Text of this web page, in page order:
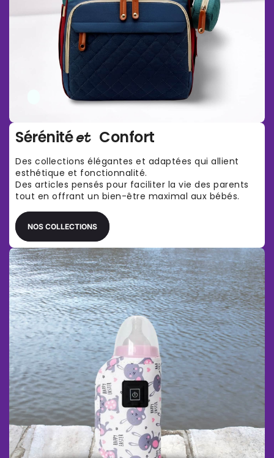
Sérénitéet Confort
Des collections élégantes et adaptées qui allient
esthétique et fonctionnalité.
Des articles pensés pour faciliter la vie des parents
tout en offrant un bien-être maximal aux bébés.
NOS COLLECTIONS